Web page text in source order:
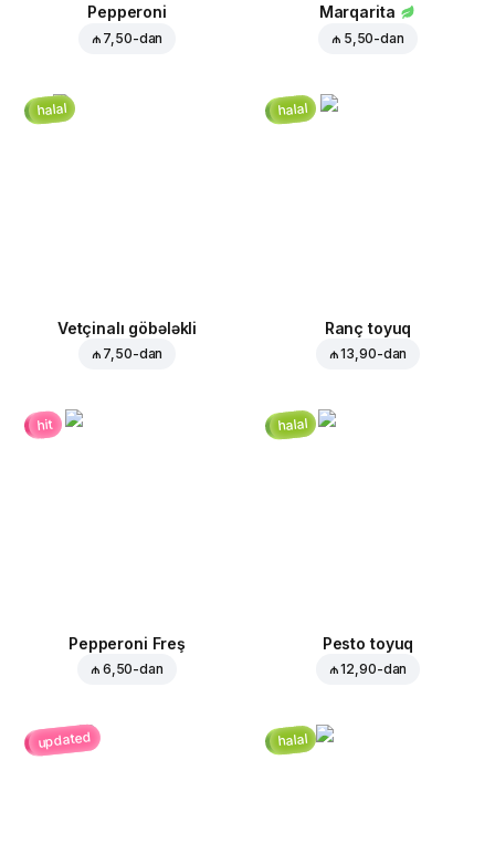
Pepperoni
₼ 7,50-dan
Marqarita
₼ 5,50-dan
halal
Vetçinalı göbələkli
₼ 7,50-dan
halal
Ranç toyuq
₼ 13,90-dan
hit
Pepperoni Freş
₼ 6,50-dan
halal
Pesto toyuq
₼ 12,90-dan
updated halal